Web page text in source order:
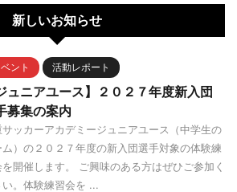
新しいお知らせ
ント 活動レポート
ュニアユース】２０２７年度新入団
募集の案内
サッカーアカデミージュニアユース（中学生の
ム）の２０２７年度の新入団選手対象の体験練
を開催します。 ご興味のある方はぜひご参加く
い。体験練習会を ...